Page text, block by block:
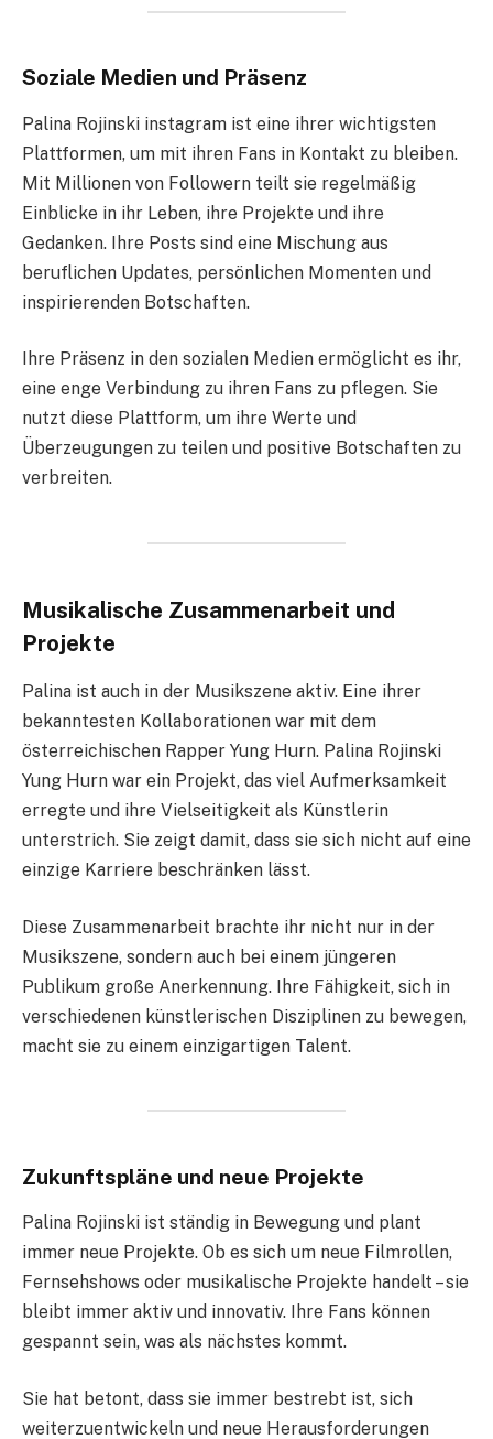
Soziale Medien und Präsenz
Palina Rojinski instagram ist eine ihrer wichtigsten
Plattformen, um mit ihren Fans in Kontakt zu bleiben.
Mit Millionen von Followern teilt sie regelmäßig
Einblicke in ihr Leben, ihre Projekte und ihre
Gedanken. Ihre Posts sind eine Mischung aus
beruflichen Updates, persönlichen Momenten und
inspirierenden Botschaften.
Ihre Präsenz in den sozialen Medien ermöglicht es ihr,
eine enge Verbindung zu ihren Fans zu pflegen. Sie
nutzt diese Plattform, um ihre Werte und
Überzeugungen zu teilen und positive Botschaften zu
verbreiten.
Musikalische Zusammenarbeit und
Projekte
Palina ist auch in der Musikszene aktiv. Eine ihrer
bekanntesten Kollaborationen war mit dem
österreichischen Rapper Yung Hurn. Palina Rojinski
Yung Hurn war ein Projekt, das viel Aufmerksamkeit
erregte und ihre Vielseitigkeit als Künstlerin
unterstrich. Sie zeigt damit, dass sie sich nicht auf eine
einzige Karriere beschränken lässt.
Diese Zusammenarbeit brachte ihr nicht nur in der
Musikszene, sondern auch bei einem jüngeren
Publikum große Anerkennung. Ihre Fähigkeit, sich in
verschiedenen künstlerischen Disziplinen zu bewegen,
macht sie zu einem einzigartigen Talent.
Zukunftspläne und neue Projekte
Palina Rojinski ist ständig in Bewegung und plant
immer neue Projekte. Ob es sich um neue Filmrollen,
Fernsehshows oder musikalische Projekte handelt – sie
bleibt immer aktiv und innovativ. Ihre Fans können
gespannt sein, was als nächstes kommt.
Sie hat betont, dass sie immer bestrebt ist, sich
weiterzuentwickeln und neue Herausforderungen